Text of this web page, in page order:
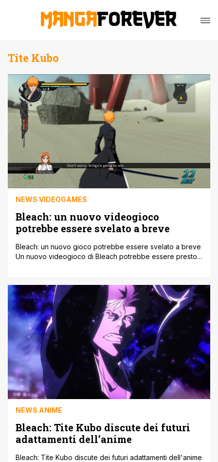
Tite Kubo
NEWS VIDEOGAMES
Bleach: un nuovo videogioco
potrebbe essere svelato a breve
Bleach: un nuovo gioco potrebbe essere svelato a breve
Un nuovo videogioco di Bleach potrebbe essere presto
proposito, ma è già qualcosa. Queste speculazioni sono
scaturite dal pubblico del web, successivamente alle
parole dell'autore di Bleach, Tite Kubo, che [']
NEWS ANIME
Bleach: Tite Kubo discute dei futuri
adattamenti dell’anime
Bleach: Tite Kubo discute dei futuri adattamenti dell'anime